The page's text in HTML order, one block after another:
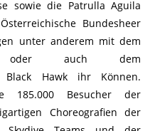
sowie die Patrulla Aguila
Bundesheer
unter anderem mit dem
oder auch dem
Black Hawk ihr Können.
185.000 Besucher der
Choreografien der